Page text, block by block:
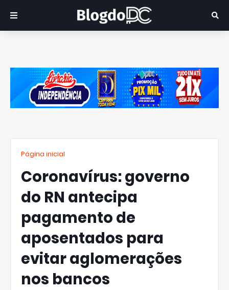
Página inicial
Coronavírus: governo
do RN antecipa
pagamento de
aposentados para
evitar aglomerações
nos bancos